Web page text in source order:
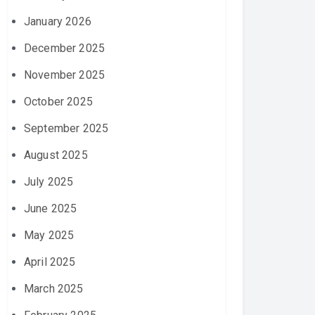
January 2026
December 2025
November 2025
October 2025
September 2025
August 2025
July 2025
June 2025
May 2025
April 2025
March 2025